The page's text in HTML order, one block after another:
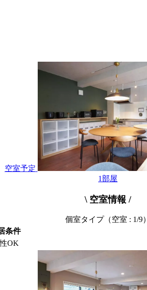
空室予定
1部屋
\ 空室情報 /
個室タイプ（空室 : 1/9）
条件
OK